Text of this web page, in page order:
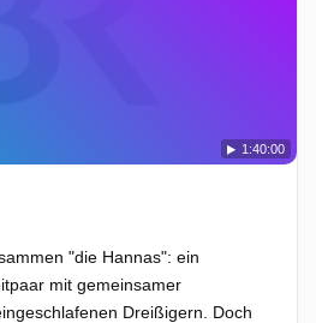
1:40:00
"die Hannas": ein
mit gemeinsamer
Dreißigern. Doch